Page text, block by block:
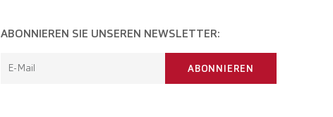
ABONNIEREN SIE UNSEREN NEWSLETTER:
E-Mail ABONNIEREN